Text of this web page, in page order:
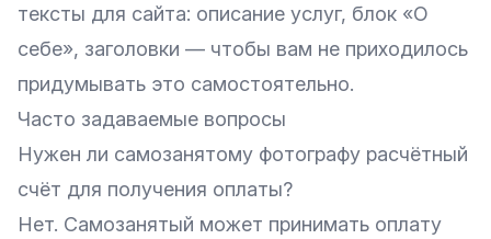
тексты для сайта: описание услуг, блок «О
себе», заголовки — чтобы вам не приходилось
придумывать это самостоятельно.
Часто задаваемые вопросы
Нужен ли самозанятому фотографу расчётный
счёт для получения оплаты?
Нет. Самозанятый может принимать оплату